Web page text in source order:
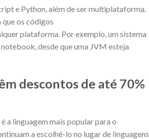
e Python, além de ser multiplataforma.
que os códigos
plataforma. Por exemplo, um sistema
desde que uma JVM esteja
descontos de até 70%
a linguagem mais popular para o
a escolhê-lo no lugar de linguagens